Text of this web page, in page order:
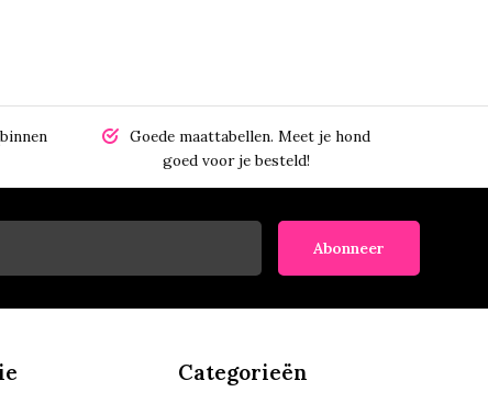
Goede maattabellen. Meet je hond
goed voor je besteld!
Abonneer
Categorieën